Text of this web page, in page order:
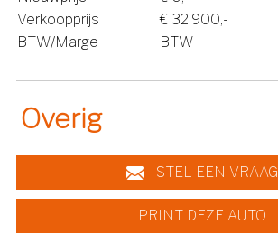
Verkoopprijs
€ 32.900,-
BTW/Marge
BTW
Overig
STEL EEN VRAAG
PRINT DEZE AUTO